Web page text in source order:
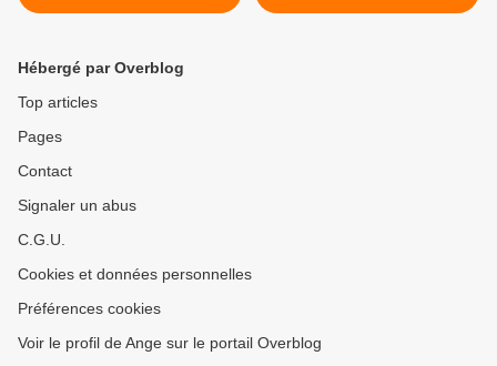
Hébergé par Overblog
Top articles
Pages
Contact
Signaler un abus
C.G.U.
Cookies et données personnelles
Préférences cookies
Voir le profil de Ange sur le portail Overblog